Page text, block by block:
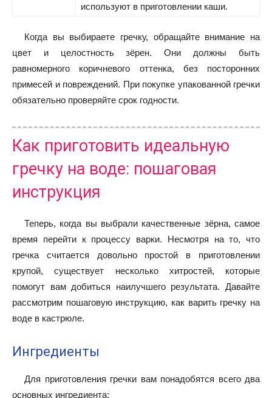
используют в приготовлении каши.
Когда вы выбираете гречку, обращайте внимание на
цвет и целостность зёрен. Они должны быть
равномерного коричневого оттенка, без посторонних
примесей и повреждений. При покупке упакованной гречки
обязательно проверяйте срок годности.
Как приготовить идеальную
гречку на воде: пошаговая
инструкция
Теперь, когда вы выбрали качественные зёрна, самое
время перейти к процессу варки. Несмотря на то, что
гречка считается довольно простой в приготовлении
крупой, существует несколько хитростей, которые
помогут вам добиться наилучшего результата. Давайте
рассмотрим пошаговую инструкцию, как варить гречку на
воде в кастрюле.
Ингредиенты
Для приготовления гречки вам понадобятся всего два
основных ингредиента: